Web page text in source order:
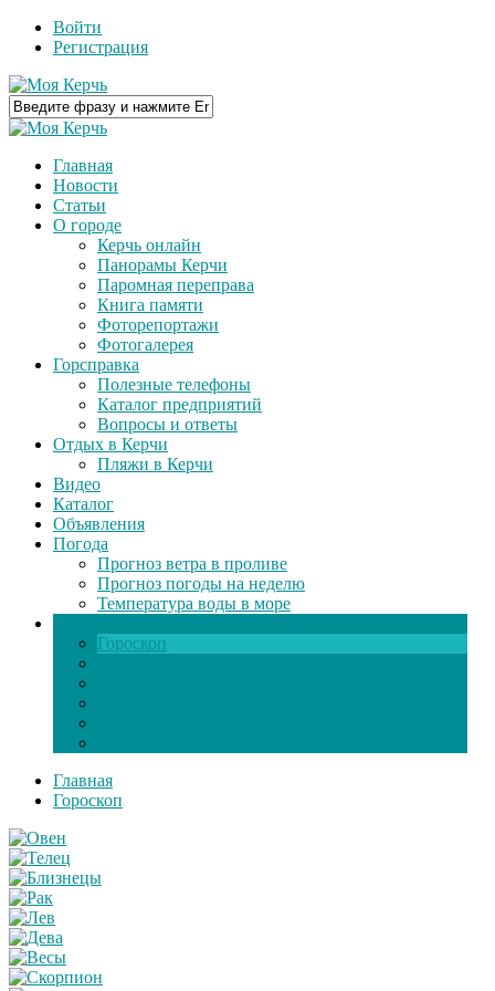
Войти
Регистрация
Главная
Новости
Статьи
О городе
Керчь онлайн
Панорамы Керчи
Паромная переправа
Книга памяти
Фоторепортажи
Фотогалерея
Горсправка
Полезные телефоны
Каталог предприятий
Вопросы и ответы
Отдых в Керчи
Пляжи в Керчи
Видео
Каталог
Объявления
Погода
Прогноз ветра в проливе
Прогноз погоды на неделю
Температура воды в море
Гороскоп
Главная
Гороскоп